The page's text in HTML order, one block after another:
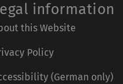
information
this Website
Policy
(German only)